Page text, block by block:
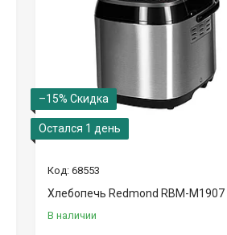
–15%
Остался 1 день
68553
Хлебопечь Redmond RBM-M1907
В наличии